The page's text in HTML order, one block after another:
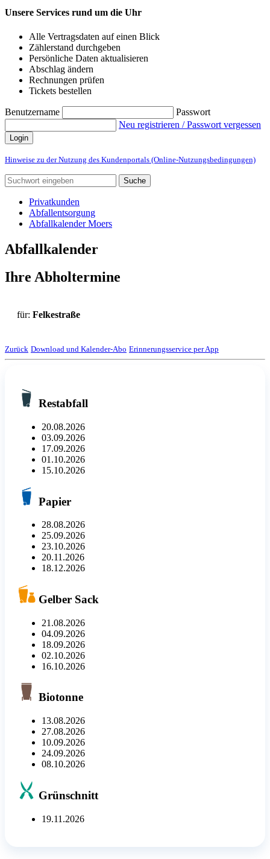
Unsere Services rund um die Uhr
Alle Vertragsdaten auf einen Blick
Zählerstand durchgeben
Persönliche Daten aktualisieren
Abschlag ändern
Rechnungen prüfen
Tickets bestellen
Benutzername
Passwort
Neu registrieren / Passwort vergessen
Login
Hinweise zu der Nutzung des Kundenportals (Online-Nutzungsbedingungen)
Suche
Privatkunden
Abfallentsorgung
Abfallkalender Moers
Abfallkalender
Ihre Abholtermine
für: Felkestraße
Zurück Download und Kalender-Abo Erinnerungsservice per App
Restabfall
20.08.2026
03.09.2026
17.09.2026
01.10.2026
15.10.2026
Papier
28.08.2026
25.09.2026
23.10.2026
20.11.2026
18.12.2026
Gelber Sack
21.08.2026
04.09.2026
18.09.2026
02.10.2026
16.10.2026
Biotonne
13.08.2026
27.08.2026
10.09.2026
24.09.2026
08.10.2026
Grünschnitt
19.11.2026